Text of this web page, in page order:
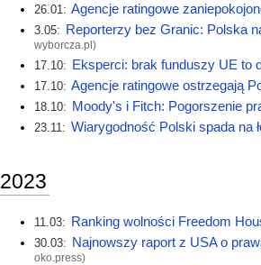
26.01: Agencje ratingowe
3.05: Reporterzy bez Granic: Polska
wyborcza.pl)
17.10: Eksperci: brak funduszy UE to
17.10: Agencje ratingowe ostrzegają
18.10: Moody's i Fitch: Pogorszenie
23.11: Wiarygodność Polski spada na
2023
11.03: Ranking wolności Freedom
30.03: Najnowszy raport z USA o
oko.press)